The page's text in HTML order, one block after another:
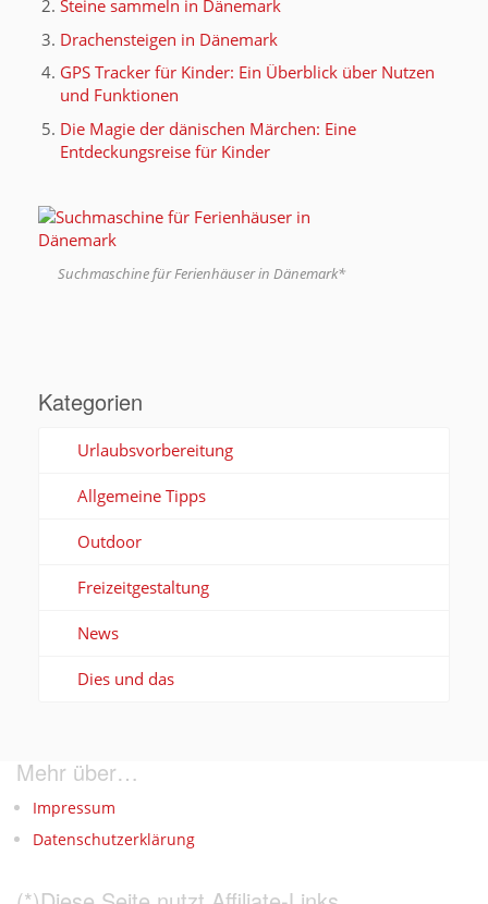
Steine sammeln in Dänemark
Drachensteigen in Dänemark
GPS Tracker für Kinder: Ein Überblick über Nutzen
und Funktionen
Die Magie der dänischen Märchen: Eine
Entdeckungsreise für Kinder
Suchmaschine für Ferienhäuser in Dänemark*
Kategorien
Urlaubsvorbereitung
Allgemeine Tipps
Outdoor
Freizeitgestaltung
News
Dies und das
Mehr über…
Impressum
Datenschutzerklärung